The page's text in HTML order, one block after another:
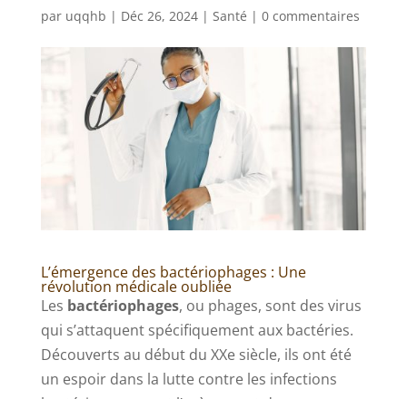
par uqqhb | Déc 26, 2024| Santé | 0 commentaires
L’émergence des bactériophages : Une
révolution médicale oubliée
Les bactériophages, ou phages, sont des virus
qui s’attaquent spécifiquement aux bactéries.
Découverts au début du XXe siècle, ils ont été
un espoir dans la lutte contre les infections